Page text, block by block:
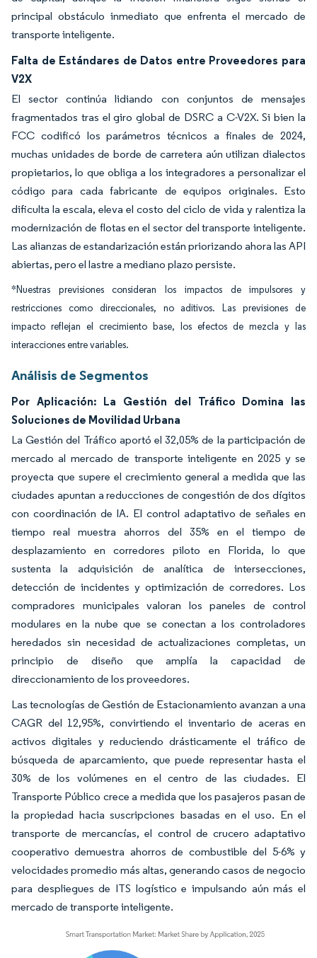
principal obstáculo inmediato que enfrenta el mercado de
transporte inteligente.
Falta de Estándares de Datos entre Proveedores para
V2X
El sector continúa lidiando con conjuntos de mensajes
fragmentados tras el giro global de DSRC a C-V2X. Si bien la
FCC codificó los parámetros técnicos a finales de 2024,
muchas unidades de borde de carretera aún utilizan dialectos
propietarios, lo que obliga a los integradores a personalizar el
código para cada fabricante de equipos originales. Esto
dificulta la escala, eleva el costo del ciclo de vida y ralentiza la
modernización de flotas en el sector del transporte inteligente.
Las alianzas de estandarización están priorizando ahora las API
abiertas, pero el lastre a mediano plazo persiste.
*Nuestras previsiones consideran los impactos de impulsores y
restricciones como direccionales, no aditivos. Las previsiones de
impacto reflejan el crecimiento base, los efectos de mezcla y las
interacciones entre variables.
Análisis de Segmentos
Por Aplicación: La Gestión del Tráfico Domina las
Soluciones de Movilidad Urbana
La Gestión del Tráfico aportó el 32,05% de la participación de
mercado al mercado de transporte inteligente en 2025 y se
proyecta que supere el crecimiento general a medida que las
ciudades apuntan a reducciones de congestión de dos dígitos
con coordinación de IA. El control adaptativo de señales en
tiempo real muestra ahorros del 35% en el tiempo de
desplazamiento en corredores piloto en Florida, lo que
sustenta la adquisición de analítica de intersecciones,
detección de incidentes y optimización de corredores. Los
compradores municipales valoran los paneles de control
modulares en la nube que se conectan a los controladores
heredados sin necesidad de actualizaciones completas, un
principio de diseño que amplía la capacidad de
direccionamiento de los proveedores.
Las tecnologías de Gestión de Estacionamiento avanzan a una
CAGR del 12,95%, convirtiendo el inventario de aceras en
activos digitales y reduciendo drásticamente el tráfico de
búsqueda de aparcamiento, que puede representar hasta el
30% de los volúmenes en el centro de las ciudades. El
Transporte Público crece a medida que los pasajeros pasan de
la propiedad hacia suscripciones basadas en el uso. En el
transporte de mercancías, el control de crucero adaptativo
cooperativo demuestra ahorros de combustible del 5-6% y
velocidades promedio más altas, generando casos de negocio
para despliegues de ITS logístico e impulsando aún más el
mercado de transporte inteligente.